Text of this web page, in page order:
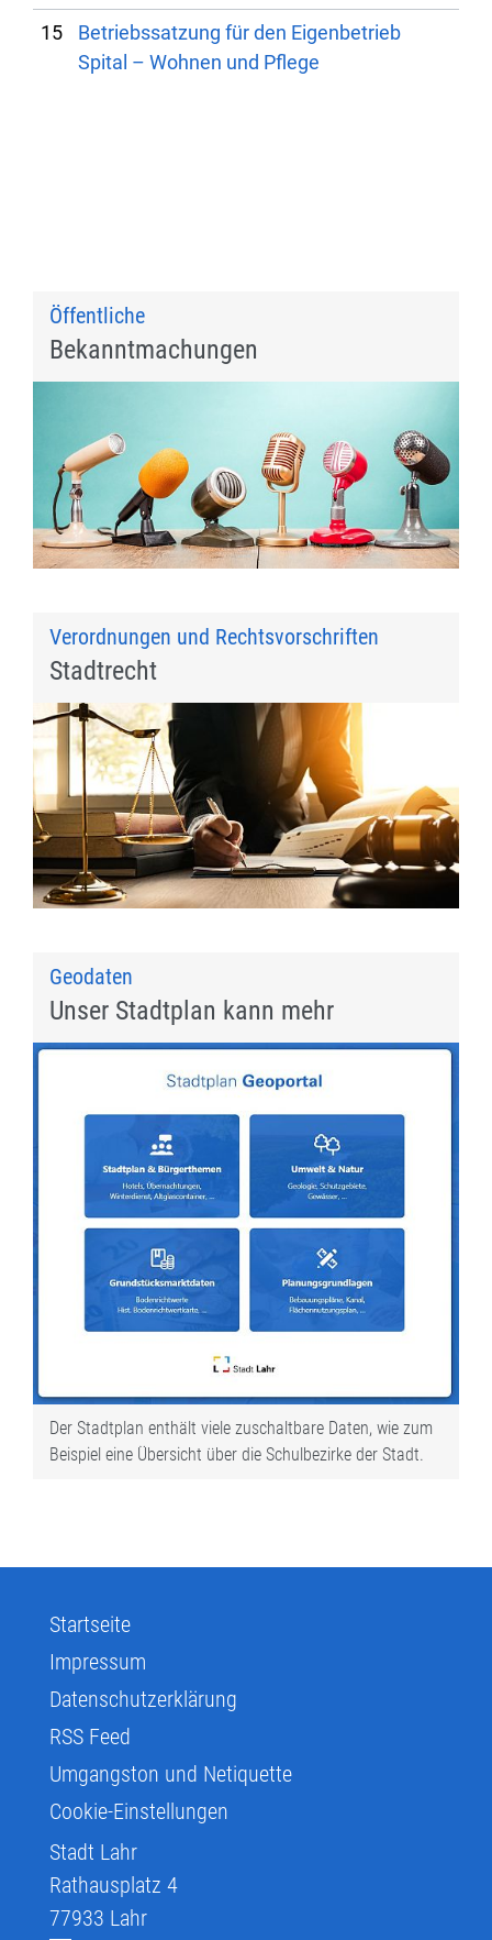
15
Betriebssatzung für den Eigenbetrieb
Spital – Wohnen und Pflege
Öffentliche
Bekanntmachungen
Verordnungen und Rechtsvorschriften
Stadtrecht
Geodaten
Unser Stadtplan kann mehr
Der Stadtplan enthält viele zuschaltbare Daten, wie zum
Beispiel eine Übersicht über die Schulbezirke der Stadt.
Startseite
Impressum
Datenschutzerklärung
RSS Feed
Umgangston und Netiquette
Cookie-Einstellungen
Stadt Lahr
Rathausplatz 4
77933 Lahr